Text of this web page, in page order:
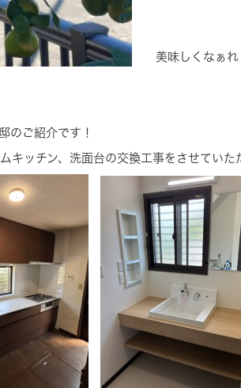
美味しくなぁれ
のご紹介です！
キッチン、洗面台の交換工事をさせていた